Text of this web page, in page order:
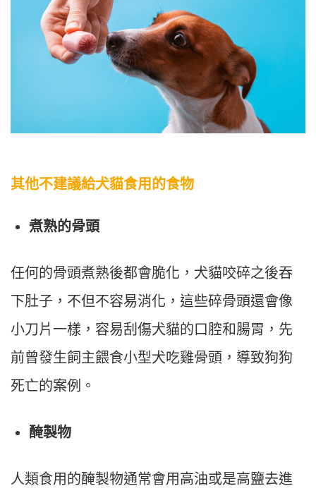
其他不建議給犬貓食用的食物
煮熟的骨頭
任何的骨頭煮熟後都會脆化，犬貓咬碎之後吞
下肚子，不但不容易消化，這些碎骨頭還會像
小刀片一樣，容易刮傷犬貓的口腔和腸胃，先
前曾發生飼主餵食小型犬吃雞骨頭，導致狗狗
死亡的案例。
醃製物
人類食用的醃製物通常會用高油或是高鹽去進